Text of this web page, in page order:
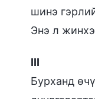
шинэ
Энэ л
III
Бурханд